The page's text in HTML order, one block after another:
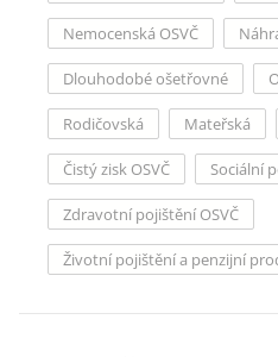
Nemocenská OSVČ
Dlouhodobé ošetřovné
Rodičovská Mateřská
Čistý zisk OSVČ Sociální
Zdravotní pojištění OSVČ
Životní pojištění a penzijní